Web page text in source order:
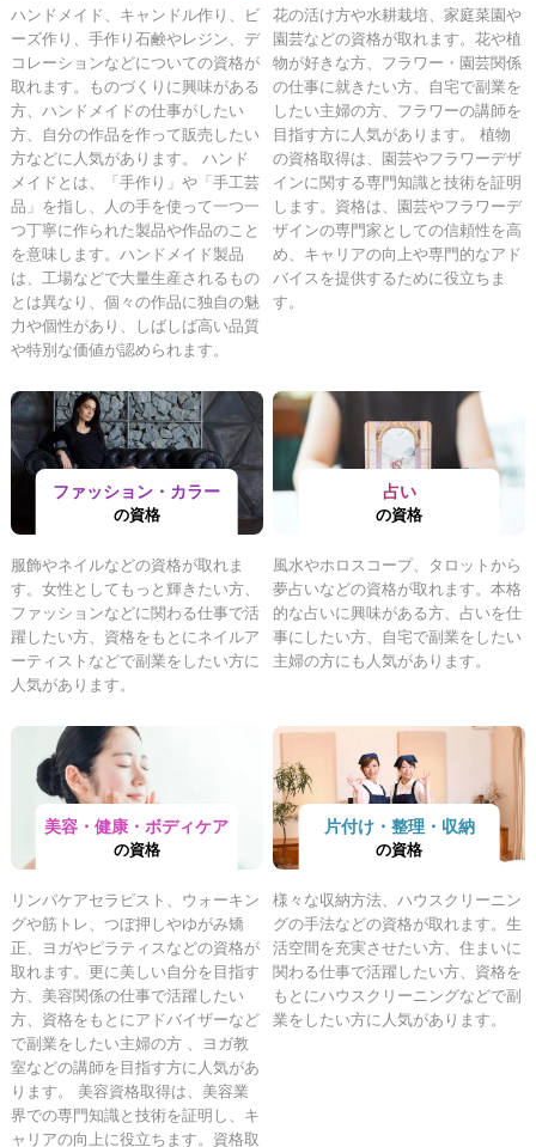
ハンドメイド、キャンドル作り、ビ
ーズ作り、手作り石鹸やレジン、デ
コレーションなどについての資格が
取れます。ものづくりに興味がある
方、ハンドメイドの仕事がしたい
方、自分の作品を作って販売したい
方などに人気があります。 ハンド
メイドとは、「手作り」や「手工芸
品」を指し、人の手を使って一つ一
つ丁寧に作られた製品や作品のこと
を意味します。ハンドメイド製品
は、工場などで大量生産されるもの
とは異なり、個々の作品に独自の魅
力や個性があり、しばしば高い品質
や特別な価値が認められます。
花の活け方や水耕栽培、家庭菜園や
園芸などの資格が取れます。花や植
物が好きな方、フラワー・園芸関係
の仕事に就きたい方、自宅で副業を
したい主婦の方、フラワーの講師を
目指す方に人気があります。 植物
の資格取得は、園芸やフラワーデザ
インに関する専門知識と技術を証明
します。資格は、園芸やフラワーデ
ザインの専門家としての信頼性を高
め、キャリアの向上や専門的なアド
バイスを提供するために役立ちま
す。
ファッション・カラー
の資格
服飾やネイルなどの資格が取れま
す。女性としてもっと輝きたい方、
ファッションなどに関わる仕事で活
躍したい方、資格をもとにネイルア
ーティストなどで副業をしたい方に
人気があります。
占い
の資格
風水やホロスコープ、タロットから
夢占いなどの資格が取れます。本格
的な占いに興味がある方、占いを仕
事にしたい方、自宅で副業をしたい
主婦の方にも人気があります。
美容・健康・ボディケア
の資格
リンパケアセラピスト、ウォーキン
グや筋トレ、つぼ押しやゆがみ矯
正、ヨガやピラティスなどの資格が
取れます。更に美しい自分を目指す
方、美容関係の仕事で活躍したい
方、資格をもとにアドバイザーなど
で副業をしたい主婦の方 、ヨガ教
室などの講師を目指す方に人気があ
ります。 美容資格取得は、美容業
界での専門知識と技術を証明し、キ
ャリアの向上に役立ちます。資格取
片付け・整理・収納
の資格
様々な収納方法、ハウスクリーニン
グの手法などの資格が取れます。生
活空間を充実させたい方、住まいに
関わる仕事で活躍したい方、資格を
もとにハウスクリーニングなどで副
業をしたい方に人気があります。